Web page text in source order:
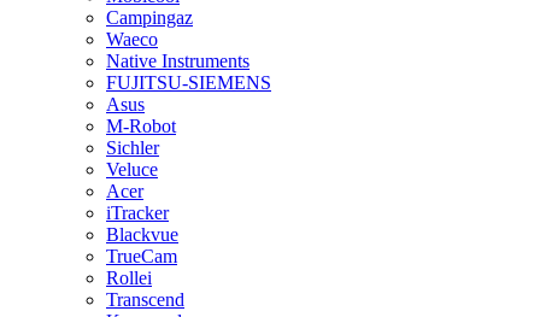
Campingaz
Waeco
Native Instruments
FUJITSU-SIEMENS
Asus
M-Robot
Sichler
Veluce
Acer
iTracker
Blackvue
TrueCam
Rollei
Transcend